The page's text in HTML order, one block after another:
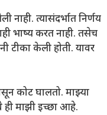
नाही. त्यासंदर्भात निर्णय
भाष्य करत नाही. तसेच
टीका केली होती. यावर
कोट घालतो. माझ्या
ही माझी इच्छा आहे.